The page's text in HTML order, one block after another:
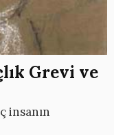
Grevi ve
insanın